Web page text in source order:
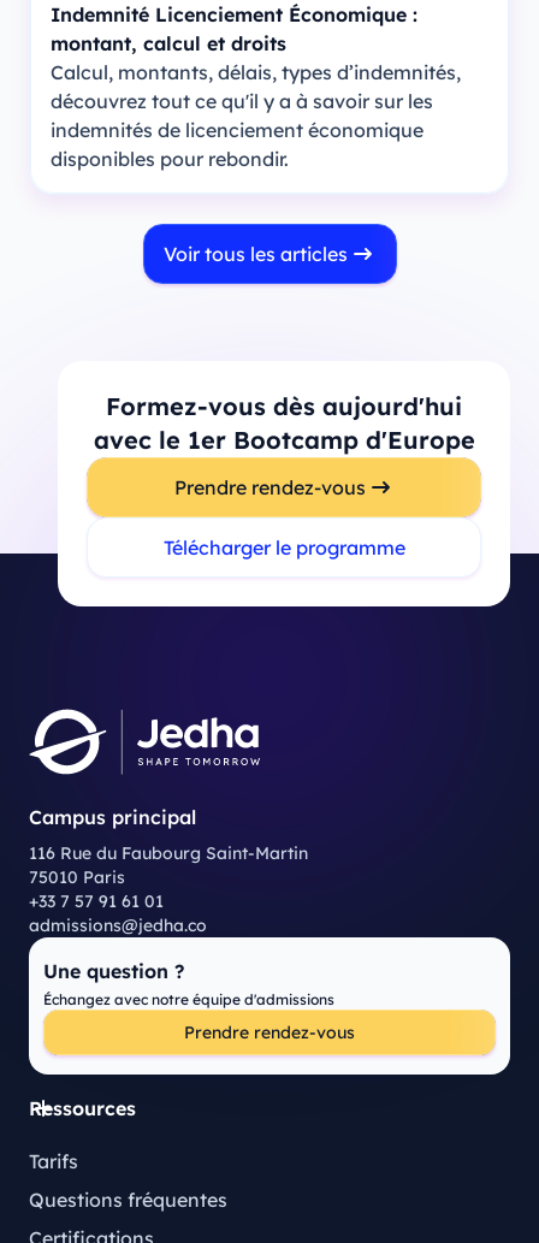
Indemnité Licenciement Économique :
montant, calcul et droits
Calcul, montants, délais, types d’indemnités,
découvrez tout ce qu'il y a à savoir sur les
indemnités de licenciement économique
disponibles pour rebondir.
Voir tous les articles
Formez-vous dès aujourd'hui
avec le 1er Bootcamp d'Europe
Prendre rendez-vous
Télécharger le programme
Campus principal
116 Rue du Faubourg Saint-Martin
75010 Paris
+33 7 57 91 61 01
admissions@jedha.co
Une question ?
Échangez avec notre équipe d'admissions
Prendre rendez-vous
Ressources
Tarifs
Questions fréquentes